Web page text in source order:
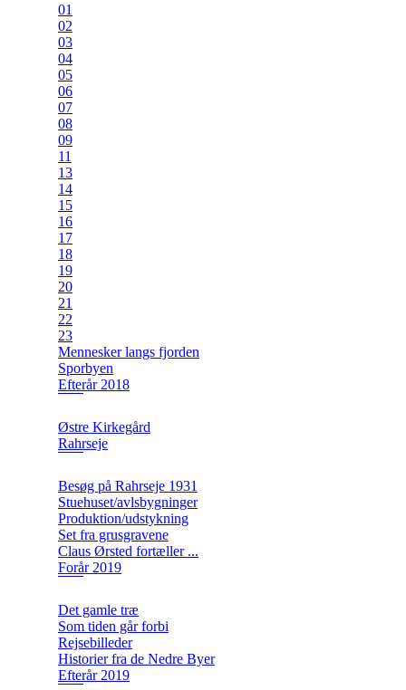
01
02
03
04
05
06
07
08
09
11
13
14
15
16
17
18
19
20
21
22
23
Mennesker langs fjorden
Sporbyen
Efterår 2018
Østre Kirkegård
Rahrseje
Besøg på Rahrseje 1931
Stuehuset/avlsbygninger
Produktion/udstykning
Set fra grusgravene
Claus Ørsted fortæller ...
Forår 2019
Det gamle træ
Som tiden går forbi
Rejsebilleder
Historier fra de Nedre Byer
Efterår 2019